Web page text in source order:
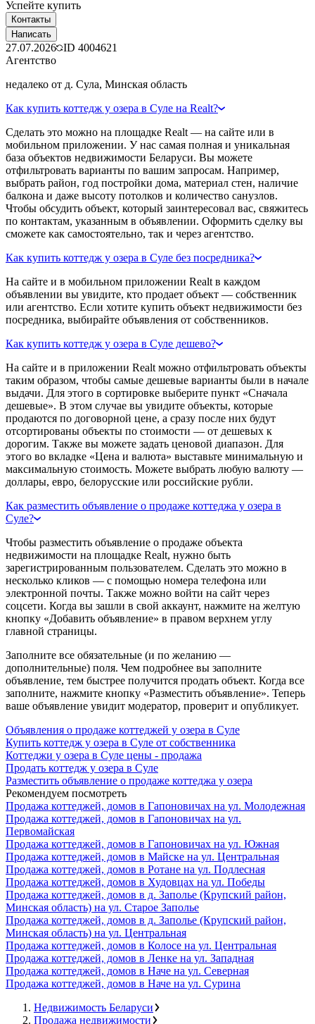
Успейте купить
Контакты
Написать
27.07.2026 ID 4004621
Агентство
недалеко от д. Сула, Минская область
Как купить коттедж у озера в Суле на Realt?
Сделать это можно на площадке Realt — на сайте или в
мобильном приложении. У нас самая полная и уникальная
база объектов недвижимости Беларуси. Вы можете
отфильтровать варианты по вашим запросам. Например,
выбрать район, год постройки дома, материал стен, наличие
балкона и даже высоту потолков и количество санузлов.
Чтобы обсудить объект, который заинтересовал вас, свяжитесь
по контактам, указанным в объявлении. Оформить сделку вы
сможете как самостоятельно, так и через агентство.
Как купить коттедж у озера в Суле без посредника?
На сайте и в мобильном приложении Realt в каждом
объявлении вы увидите, кто продает объект — собственник
или агентство. Если хотите купить объект недвижимости без
посредника, выбирайте объявления от собственников.
Как купить коттедж у озера в Суле дешево?
На сайте и в приложении Realt можно отфильтровать объекты
таким образом, чтобы самые дешевые варианты были в начале
выдачи. Для этого в сортировке выберите пункт «Сначала
дешевые». В этом случае вы увидите объекты, которые
продаются по договорной цене, а сразу после них будут
отсортированы объекты по стоимости — от дешевых к
дорогим. Также вы можете задать ценовой диапазон. Для
этого во вкладке «Цена и валюта» выставьте минимальную и
максимальную стоимость. Можете выбрать любую валюту —
доллары, евро, белорусские или российские рубли.
Как разместить объявление о продаже коттеджа у озера в
Суле?
Чтобы разместить объявление о продаже объекта
недвижимости на площадке Realt, нужно быть
зарегистрированным пользователем. Сделать это можно в
несколько кликов — с помощью номера телефона или
электронной почты. Также можно войти на сайт через
соцсети. Когда вы зашли в свой аккаунт, нажмите на желтую
кнопку «Добавить объявление» в правом верхнем углу
главной страницы.
Заполните все обязательные (и по желанию —
дополнительные) поля. Чем подробнее вы заполните
объявление, тем быстрее получится продать объект. Когда все
заполните, нажмите кнопку «Разместить объявление». Теперь
ваше объявление увидит модератор, проверит и опубликует.
Объявления о продаже коттеджей у озера в Суле
Купить коттедж у озера в Суле от собственника
Коттеджи у озера в Суле цены - продажа
Продать коттедж у озера в Суле
Разместить объявление о продаже коттеджа у озера
Рекомендуем посмотреть
Продажа коттеджей, домов в Гапоновичах на ул. Молодежная
Продажа коттеджей, домов в Гапоновичах на ул.
Первомайская
Продажа коттеджей, домов в Гапоновичах на ул. Южная
Продажа коттеджей, домов в Майске на ул. Центральная
Продажа коттеджей, домов в Ротане на ул. Подлесная
Продажа коттеджей, домов в Худовцах на ул. Победы
Продажа коттеджей, домов в д. Заполье (Крупский район,
Минская область) на ул. Старое Заполье
Продажа коттеджей, домов в д. Заполье (Крупский район,
Минская область) на ул. Центральная
Продажа коттеджей, домов в Колосе на ул. Центральная
Продажа коттеджей, домов в Ленке на ул. Западная
Продажа коттеджей, домов в Наче на ул. Северная
Продажа коттеджей, домов в Наче на ул. Сурина
Недвижимость Беларуси
Продажа недвижимости